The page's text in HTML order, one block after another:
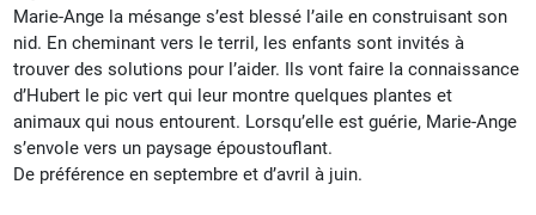
Marie-Ange la mésange s’est blessé l’aile en construisant son
nid. En cheminant vers le terril, les enfants sont invités à
trouver des solutions pour l’aider. Ils vont faire la connaissance
d’Hubert le pic vert qui leur montre quelques plantes et
animaux qui nous entourent. Lorsqu’elle est guérie, Marie-Ange
s’envole vers un paysage époustouflant.
De préférence en septembre et d’avril à juin.